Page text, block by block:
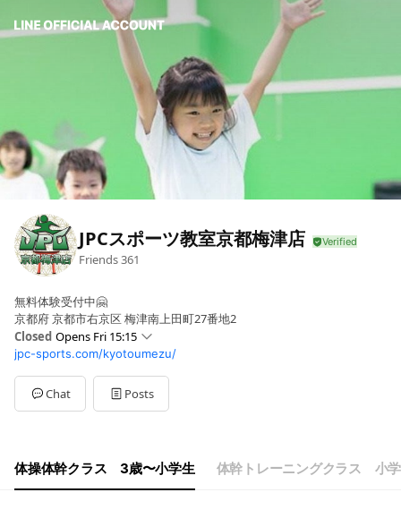
JPCスポーツ教室京都梅津店
Friends361
無料体験受付中🤗
京都府 京都市右京区 梅津南上田町27番地2
Closed Opens Fri 15:15
SunClosed
Mon15:15 - 21:15
Tue15:15 - 21:15
Wed15:15 - 21:15
Sat08:30 - 16:30
jpc-sports.com/kyotoumezu/
Chat Posts
体操体幹クラス 3歳〜小学生 体幹トレーニングクラス 小